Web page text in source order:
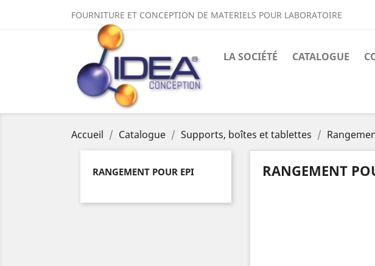
FOURNITURE ET CONCEPTION DE MATERIELS POUR LABORATOIRE
LA SOCIÉTÉ CATALOGUE
Accueil Catalogue Supports, boîtes et tablettes
RANGEMENT POUR EPI RANGEMENT